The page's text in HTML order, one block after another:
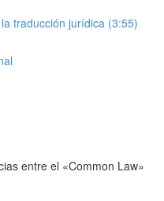
traducción jurídica (3:55)
entre el «Common Law»